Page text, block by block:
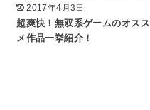
2017年4月3日
超爽快！無双系ゲームのオスス
メ作品一挙紹介！